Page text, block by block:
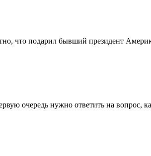
что подарил бывший президент
очередь нужно ответить на вопрос,